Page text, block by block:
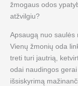
žmogaus odos
atžvilgiu?
Apsaugą nuo saulės
Vienų žmonių oda
treti turi jautrią,
odai naudingos
išsiskyrimą